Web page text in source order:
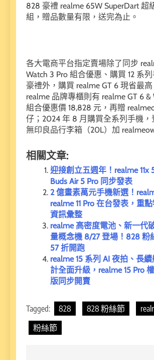
828 豪禮 realme 65W SuperDart 超
組，贈品數量有限，送完為止。
各大電商平台指定賣場除了同步
Watch 3 Pro 組合優惠、購買 12 系
豪禮外，購買 realme GT 6 現省最高
realme 品牌專櫃則有 realme GT 6 &
組合優惠價 18,828 元，再贈
仔；2024 年 8 月購買全系列手機，
無印良品行李箱（20L）加
相關文章:
迎接創立五週年！realme 11x
Buds Air 5 Pro 同步發表
2 億畫素萬元手機新選！
realme 11 Pro 在台發表，重
資訊彙整
realme 高密度電池、新一代
量概念機 8/27 登場！828 粉
57 折開跑
realme 15 系列 AI 夜拍、長
計全面升級，realme 15 Pro
版同步開賣
Tagged: 828 828 粉絲節
粉絲節